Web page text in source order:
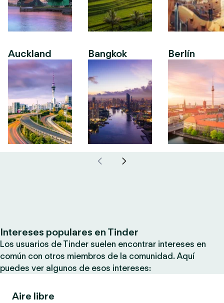
Auckland Bangkok Berlín
Intereses populares en Tinder
Los usuarios de Tinder suelen encontrar intereses en
común con otros miembros de la comunidad. Aquí
puedes ver algunos de esos intereses:
Aire libre